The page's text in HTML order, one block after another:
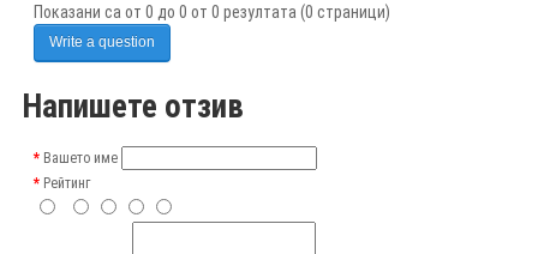
Показани са от 0 до 0 от 0 резултата (0 страници)
Write a question
Напишете отзив
Вашето име
Рейтинг